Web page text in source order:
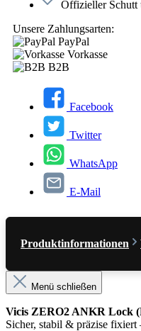
Offizieller Schutt
Unsere Zahlungsarten:
PayPal
Vorkasse
B2B
Facebook
Twitter
WhatsApp
E-Mail
Produktinformationen
Menü schließen
Vicis ZERO2 ANKR Lock
Sicher, stabil & präzise